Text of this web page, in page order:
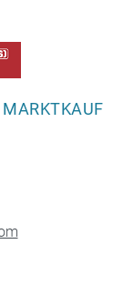
MARKTKAUF